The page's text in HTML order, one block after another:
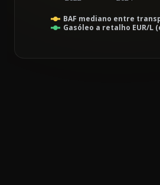
BAF mediano entre
Gasóleo a retalho EUR/L